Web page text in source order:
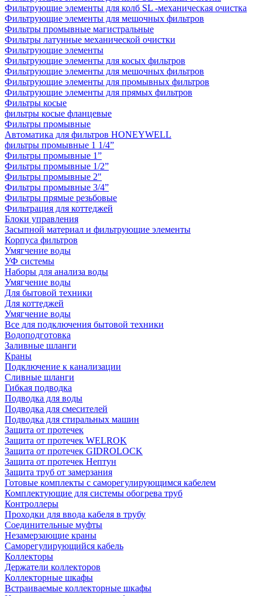
Фильтрующие элементы для колб SL -механическая очистка
Фильтрующие элементы для мешочных фильтров
Фильтры промывные магистральные
Фильтры латунные механической очистки
Фильтрующие элементы
Фильтрующие элементы для косых фильтров
Фильтрующие элементы для мешочных фильтров
Фильтрующие элементы для промывных фильтров
Фильтрующие элементы для прямых фильтров
Фильтры косые
фильтры косые фланцевые
Фильтры промывные
Автоматика для фильтров HONEYWELL
фильтры промывные 1 1/4”
Фильтры промывные 1”
Фильтры промывные 1/2”
Фильтры промывные 2"
Фильтры промывные 3/4”
Фильтры прямые резьбовые
Фильтрация для коттеджей
Блоки управления
Засыпной материал и фильтрующие элементы
Корпуса фильтров
Умягчение воды
УФ системы
Наборы для анализа воды
Умягчение воды
Для бытовой техники
Для коттеджей
Умягчение воды
Все для подключения бытовой техники
Водоподготовка
Заливные шланги
Краны
Подключение к канализации
Сливные шланги
Гибкая подводка
Подводка для воды
Подводка для смесителей
Подводка для стиральных машин
Защита от протечек
Защита от протечек WELROK
Защита от протечек GIDROLOCK
Защита от протечек Нептун
Защита труб от замерзания
Готовые комплекты с саморегулирующимся кабелем
Комплектующие для системы обогрева труб
Контроллеры
Проходки для ввода кабеля в трубу
Соединительные муфты
Незамерзающие краны
Саморегулирующийся кабель
Коллекторы
Держатели коллекторов
Коллекторные шкафы
Встраиваемые коллекторные шкафы